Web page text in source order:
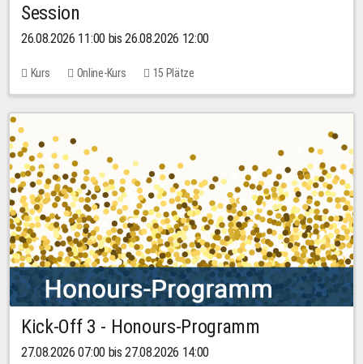
Session
26.08.2026 11:00 bis 26.08.2026 12:00
Kurs Online-Kurs 15 Plätze
Kick-Off 3 - Honours-Programm
27.08.2026 07:00 bis 27.08.2026 14:00